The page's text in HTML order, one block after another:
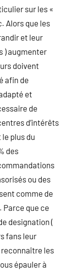
sur les «
Alors que les
et leur
) augmenter
doivent
afin de
et
de
d’intérêts
plus du
des
ou des
comme de
que ce
designation (
fans leur
les
épauler à